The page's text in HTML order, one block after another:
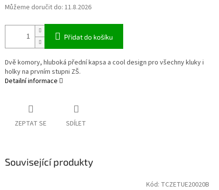
Můžeme doručit do: 11.8.2026
Přidat do košíku
Dvě komory, hluboká přední kapsa a cool design pro všechny kluky i
holky na prvním stupni ZŠ.
Detailní informace
ZEPTAT SE SDÍLET
Související produkty
Kód: TCZETUE20020B